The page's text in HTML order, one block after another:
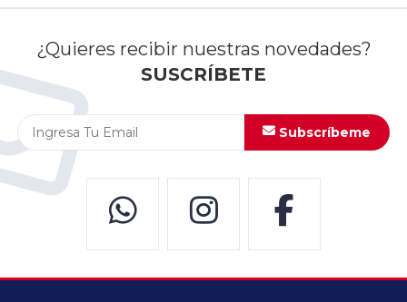
¿Quieres recibir nuestras novedades?
SUSCRÍBETE
Subscríbeme